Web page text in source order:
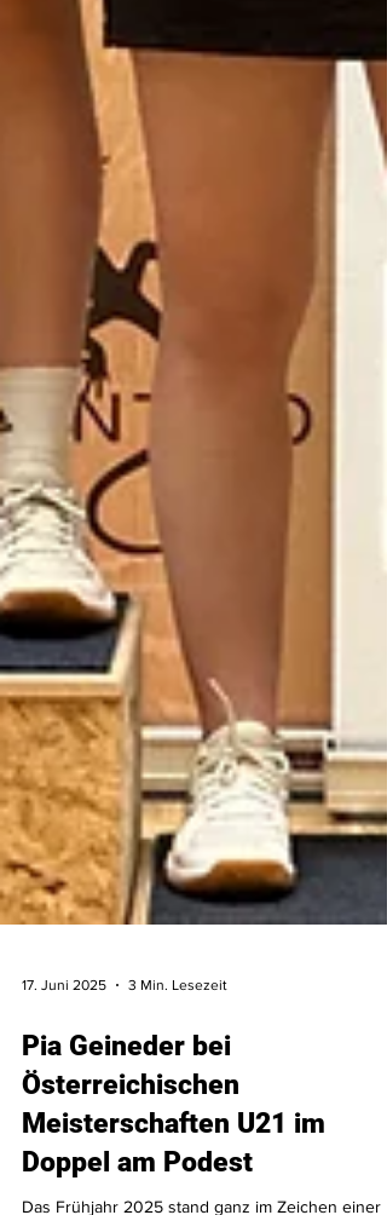
Pia Geineder bei
Österreichischen
Meisterschaften U21 im
Doppel am Podest